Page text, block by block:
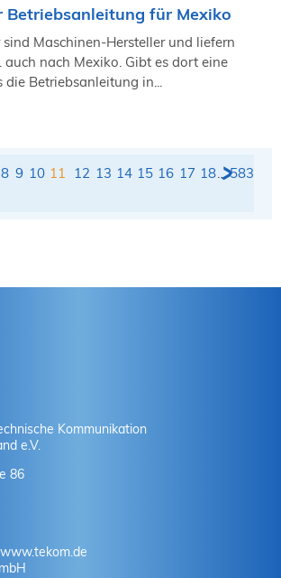
Betriebsanleitung für Mexiko
Maschinen-Hersteller und liefern
auch nach Mexiko. Gibt es dort eine
Betriebsanleitung in...
8 9 10 11 12 13 14 15 16 17 18… 583
Kommunikation
e.V.
86
www.tekom.de